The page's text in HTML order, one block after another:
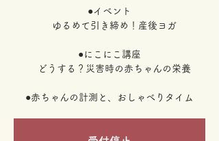
●イベント
ゆるめて引き締め！産後ヨガ
●にこにこ講座
どうする？災害時の赤ちゃんの栄養